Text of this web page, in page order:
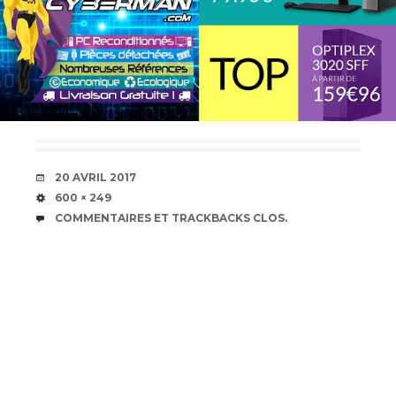
DATE
20 AVRIL 2017
TAILLE
600 × 249
COMMENTAIRES ET TRACKBACKS CLOS.